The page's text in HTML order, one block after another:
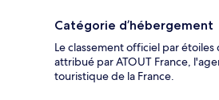
Catégorie d’hébergement
Le classement officiel par
attribué par ATOUT France,
touristique de la France.